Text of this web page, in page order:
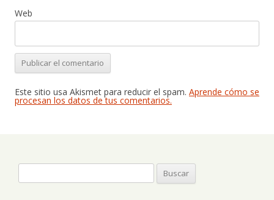
Web
Este sitio usa Akismet para reducir el spam. Aprende cómo se
procesan los datos de tus comentarios.